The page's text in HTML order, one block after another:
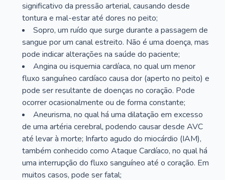
significativo da pressão arterial, causando desde
tontura e mal-estar até dores no peito;
Sopro, um ruído que surge durante a passagem de
sangue por um canal estreito. Não é uma doença, mas
pode indicar alterações na saúde do paciente;
Angina ou isquemia cardíaca, no qual um menor
fluxo sanguíneo cardíaco causa dor (aperto no peito) e
pode ser resultante de doenças no coração. Pode
ocorrer ocasionalmente ou de forma constante;
Aneurisma, no qual há uma dilatação em excesso
de uma artéria cerebral, podendo causar desde AVC
até levar à morte; Infarto agudo do miocárdio (IAM),
também conhecido como Ataque Cardíaco, no qual há
uma interrupção do fluxo sanguíneo até o coração. Em
muitos casos, pode ser fatal;